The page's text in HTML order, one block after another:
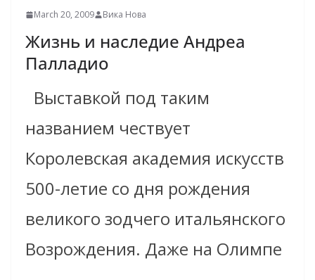
March 20, 2009 Вика Нова
Жизнь и наследие Андреа
Палладио
Выставкой под таким
названием чествует
Королевская академия искусств
500-летие со дня рождения
великого зодчего итальянского
Возрождения. Даже на Олимпе